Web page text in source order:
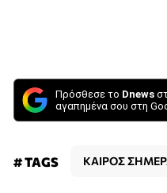
Πρόσθεσε το Dnews
αγαπημένα σου στη
# TAGS ΚΑΙΡΟΣ